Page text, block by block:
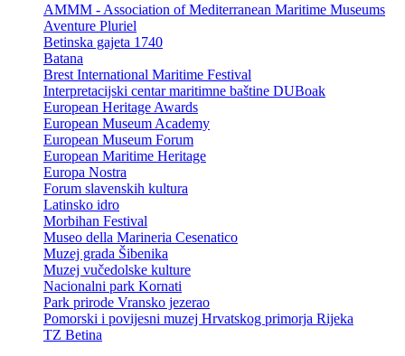
AMMM - Association of Mediterranean Maritime Museums
Aventure Pluriel
Betinska gajeta 1740
Batana
Brest International Maritime Festival
Interpretacijski centar maritimne baštine DUBoak
European Heritage Awards
European Museum Academy
European Museum Forum
European Maritime Heritage
Europa Nostra
Forum slavenskih kultura
Latinsko idro
Morbihan Festival
Museo della Marineria Cesenatico
Muzej grada Šibenika
Muzej vučedolske kulture
Nacionalni park Kornati
Park prirode Vransko jezerao
Pomorski i povijesni muzej Hrvatskog primorja Rijeka
TZ Betina